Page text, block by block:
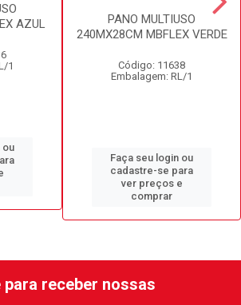
AZUL
1
ou
PANO MULTIUSO
240MX28CM MBFLEX VERDE
Código: 11638
Embalagem: RL/1
Faça seu login ou
cadastre-se para
ver preços e
comprar
receber nossas